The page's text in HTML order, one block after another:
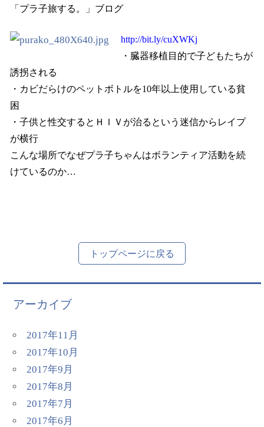
「プラ子旅する。」ブログ
http://bit.ly/cuXWKj
・臓器移植目的で子どもたちが
誘拐される
・カビだらけのペットボトルを10年以上使用している貧
困
・子供と性交するとＨＩＶが治るという迷信からレイプ
が横行
こんな場所でなぜプラ子ちゃんはボランティア活動を続
けているのか…
トップページに戻る
アーカイブ
2017年11月
2017年10月
2017年9月
2017年8月
2017年7月
2017年6月